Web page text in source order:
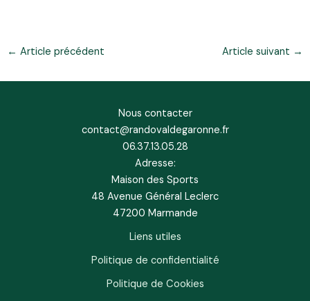
← Article précédent Article suivant →
Nous contacter
contact@randovaldegaronne.fr
06.37.13.05.28
Adresse:
Maison des Sports
48 Avenue Général Leclerc
47200 Marmande
Liens utiles
Politique de confidentialité
Politique de Cookies